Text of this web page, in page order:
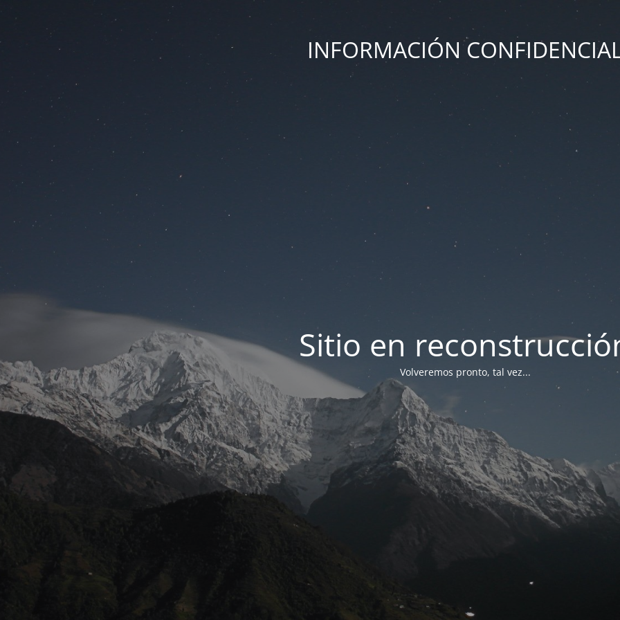
INFORMACIÓN
Sitio en
Volveremos pronto, tal vez...